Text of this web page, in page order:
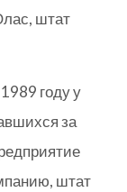
штат
году у
за
штат